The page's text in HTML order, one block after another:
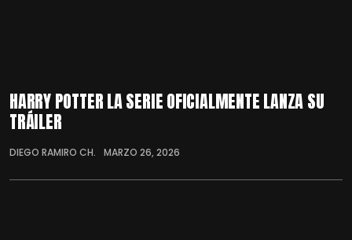
HARRY POTTER LA SERIE OFICIALMENTE LANZA SU
TRÁILER
DIEGO RAMIRO CH. MARZO 26, 2026